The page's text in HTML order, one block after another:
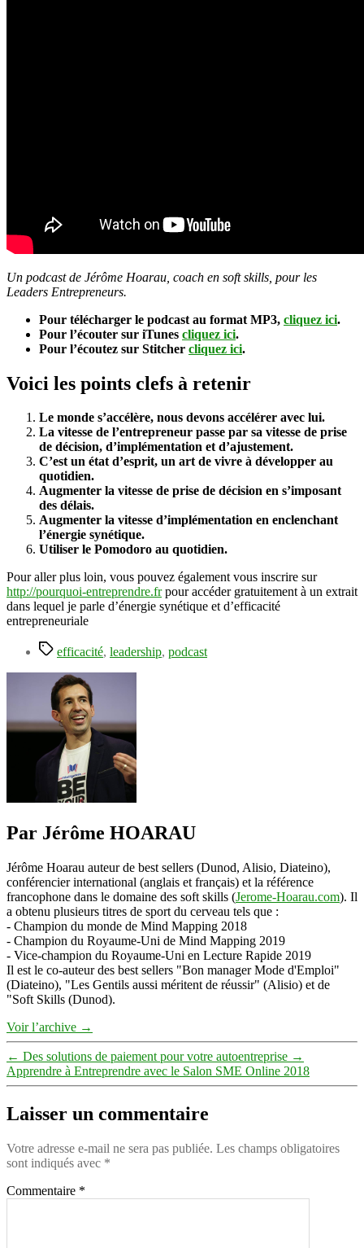
Un podcast de Jérôme Hoarau, coach en soft skills, pour les
Leaders Entrepreneurs.
Pour télécharger le podcast au format MP3, cliquez ici.
Pour l’écouter sur iTunes cliquez ici.
Pour l’écoutez sur Stitcher cliquez ici.
Voici les points clefs à retenir
Le monde s’accélère, nous devons accélérer avec lui.
La vitesse de l’entrepreneur passe par sa vitesse de prise
de décision, d’implémentation et d’ajustement.
C’est un état d’esprit, un art de vivre à développer au
quotidien.
Augmenter la vitesse de prise de décision en s’imposant
des délais.
Augmenter la vitesse d’implémentation en enclenchant
l’énergie synétique.
Utiliser le Pomodoro au quotidien.
Pour aller plus loin, vous pouvez également vous inscrire sur
http://pourquoi-entreprendre.frpour accéder gratuitement à un extrait
dans lequel je parle d’énergie synétique et d’efficacité
entrepreneuriale
Étiquettes
efficacité, leadership, podcast
Par Jérôme HOARAU
Jérôme Hoarau auteur de best sellers (Dunod, Alisio, Diateino),
conférencier international (anglais et français) et la référence
francophone dans le domaine des soft skills (Jerome-Hoarau.com). Il
a obtenu plusieurs titres de sport du cerveau tels que :
- Champion du monde de Mind Mapping 2018
- Champion du Royaume-Uni de Mind Mapping 2019
- Vice-champion du Royaume-Uni en Lecture Rapide 2019
Il est le co-auteur des best sellers "Bon manager Mode d'Emploi"
(Diateino), "Les Gentils aussi méritent de réussir" (Alisio) et de
"Soft Skills (Dunod).
Voir l’archive →
← Des solutions de paiement pour votre autoentreprise →
Apprendre à Entreprendre avec le Salon SME Online 2018
Laisser un commentaire
Votre adresse e-mail ne sera pas publiée. Les champs obligatoires
sont indiqués avec *
Commentaire *